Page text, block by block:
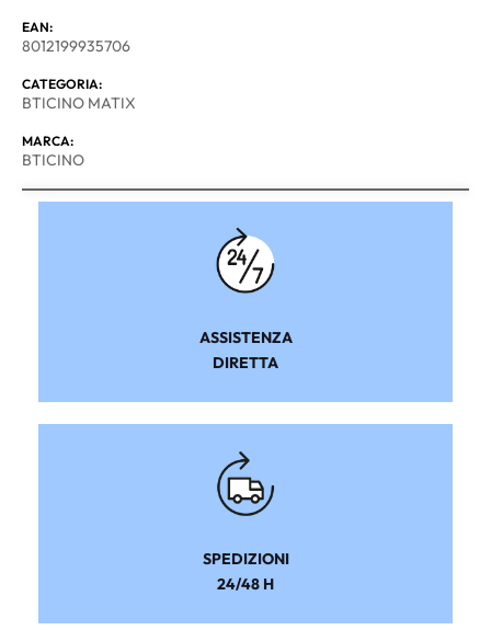
EAN:
8012199935706
CATEGORIA:
BTICINO MATIX
MARCA:
BTICINO
ASSISTENZA
DIRETTA
SPEDIZIONI
24/48 H